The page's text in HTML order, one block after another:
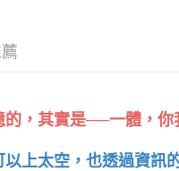
，其實是──一體，你
上太空，也透過資訊